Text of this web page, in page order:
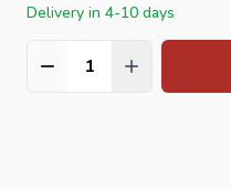
Delivery in 4-10 days
Quantité